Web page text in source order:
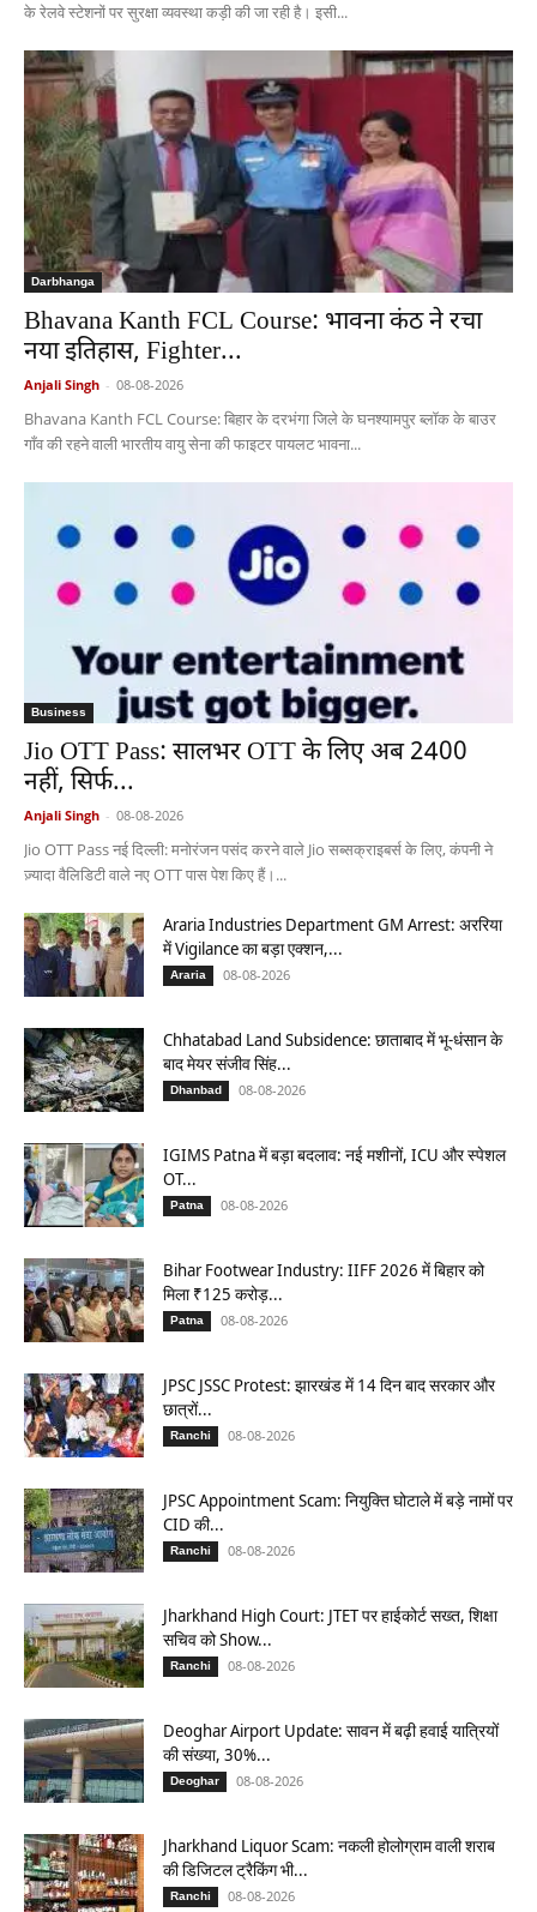
के रेलवे स्टेशनों पर सुरक्षा व्यवस्था कड़ी की जा रही है। इसी...
Darbhanga
Bhavana Kanth FCL Course: भावना कंठ ने रचा
नया इतिहास, Fighter...
Anjali Singh - 08-08-2026
Bhavana Kanth FCL Course: बिहार के दरभंगा जिले के घनश्यामपुर ब्लॉक के बाउर
गाँव की रहने वाली भारतीय वायु सेना की फाइटर पायलट भावना...
Business
Jio OTT Pass: सालभर OTT के लिए अब 2400
नहीं, सिर्फ...
Anjali Singh - 08-08-2026
Jio OTT Pass नई दिल्ली: मनोरंजन पसंद करने वाले Jio सब्सक्राइबर्स के लिए, कंपनी ने
ज़्यादा वैलिडिटी वाले नए OTT पास पेश किए हैं।...
Araria Industries Department GM Arrest: अररिया
में Vigilance का बड़ा एक्शन,...
Araria 08-08-2026
Chhatabad Land Subsidence: छाताबाद में भू-धंसान के
बाद मेयर संजीव सिंह...
Dhanbad 08-08-2026
IGIMS Patna में बड़ा बदलाव: नई मशीनों, ICU और स्पेशल
OT...
Patna 08-08-2026
Bihar Footwear Industry: IIFF 2026 में बिहार को
मिला ₹125 करोड़...
Patna 08-08-2026
JPSC JSSC Protest: झारखंड में 14 दिन बाद सरकार और
छात्रों...
Ranchi 08-08-2026
JPSC Appointment Scam: नियुक्ति घोटाले में बड़े नामों पर
CID की...
Ranchi 08-08-2026
Jharkhand High Court: JTET पर हाईकोर्ट सख्त, शिक्षा
सचिव को Show...
Ranchi 08-08-2026
Deoghar Airport Update: सावन में बढ़ी हवाई यात्रियों
की संख्या, 30%...
Deoghar 08-08-2026
Jharkhand Liquor Scam: नकली होलोग्राम वाली शराब
की डिजिटल ट्रैकिंग भी...
Ranchi 08-08-2026